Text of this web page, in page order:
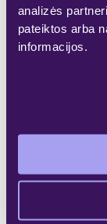
analizės
pateiktos arba
informacijos.
Nerijus
Neries